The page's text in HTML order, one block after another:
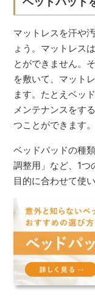
マットレスを汗や
ょう。マットレス
とができません。
を敷いて、マット
ます。たとえベッ
メンテナンスをす
つことができます。
ベッドパッドの種
調整用」など、1つ
目的に合わせて使